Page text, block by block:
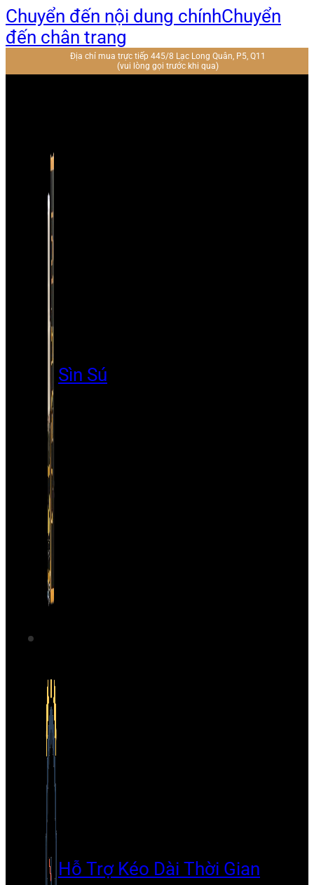
Chuyển đến nội dung chínhChuyển
đến chân trang
Địa chỉ mua trực tiếp 445/8 Lạc Long Quân, P5, Q11
(vui lòng gọi trước khi qua)
Sìn Sú
Hỗ Trợ Kéo Dài Thời Gian